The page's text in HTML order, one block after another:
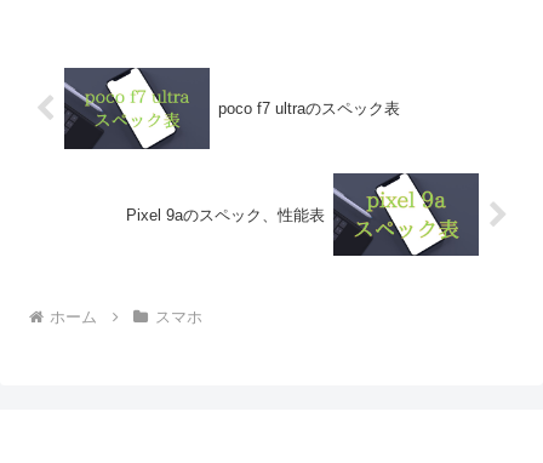
poco f7 ultraのスペック表
Pixel 9aのスペック、性能表
ホーム スマホ